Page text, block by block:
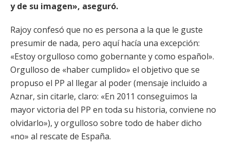
y de su imagen», aseguró.
Rajoy confesó que no es persona a la que le guste
presumir de nada, pero aquí hacía una excepción:
«Estoy orgulloso como gobernante y como español».
Orgulloso de «haber cumplido» el objetivo que se
propuso el PP al llegar al poder (mensaje incluido a
Aznar, sin citarle, claro: «En 2011 conseguimos la
mayor victoria del PP en toda su historia, conviene no
olvidarlo»), y orgulloso sobre todo de haber dicho
«no» al rescate de España.